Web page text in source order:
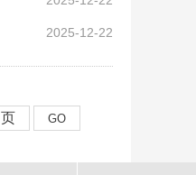
2025-12-22
页